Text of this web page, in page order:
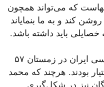
که می‌تواند همچون
کند و به ما بنمایاند
باید داشته باشد.
چهره‌های اصلی در صحنه‌ی سیاسی ایران در زمستان ۵۷
بودند. هرچند که محمد
نیز در شکل‌گیری